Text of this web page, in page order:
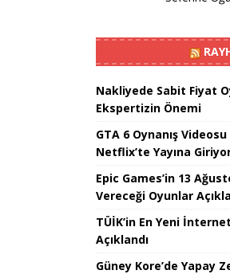
Nakliyede Sabit Fiyat
Ekspertizin Önemi
GTA 6 Oynanış
Netflix’te Yayına
Epic Games’in 13
Vereceği Oyunlar
TÜİK’in En Yeni
Açıklandı
Güney Kore’de Yapay